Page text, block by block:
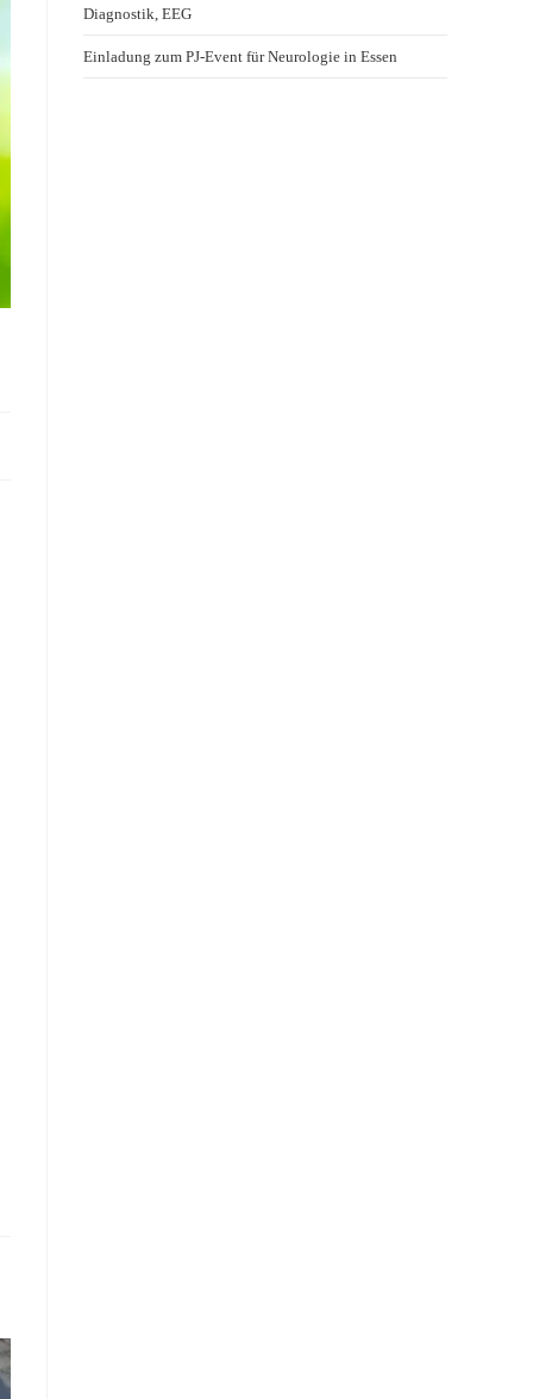
Diagnostik, EEG
Einladung zum PJ-Event für Neurologie in Essen